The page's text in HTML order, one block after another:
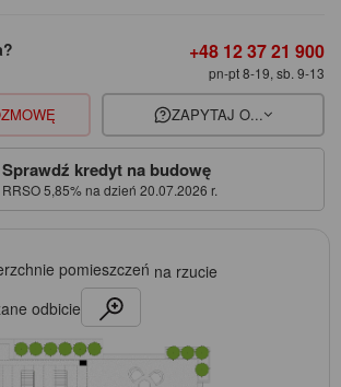
+48 12 37 21 900
pn-pt 8-19, sb. 9-13
ZAPYTAJ O...
Sprawdź kredyt na budowę
RRSO 5,85% na dzień 20.07.2026 r.
pomieszczeń na rzucie
odbicie